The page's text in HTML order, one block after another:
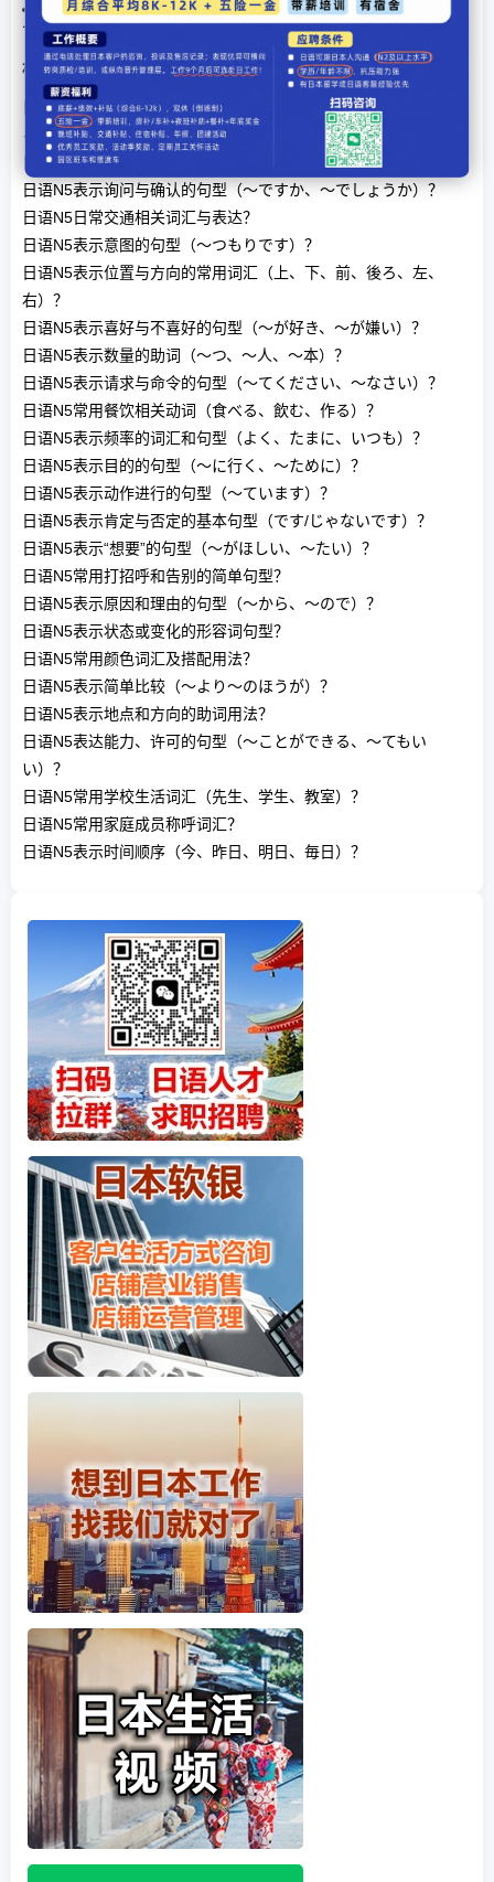
下一篇文章：日语N5表示原因和理由的句型（～から、～の
で）？
相关文章
日语N5表示能力与可能性的句型（～ことができる、～られ
る）？
日语N5表示天气与季节变化的句型？
日语N5表示询问与确认的句型（～ですか、～でしょうか）？
日语N5日常交通相关词汇与表达？
日语N5表示意图的句型（～つもりです）？
日语N5表示位置与方向的常用词汇（上、下、前、後ろ、左、
右）？
日语N5表示喜好与不喜好的句型（～が好き、～が嫌い）？
日语N5表示数量的助词（～つ、～人、～本）？
日语N5表示请求与命令的句型（～てください、～なさい）？
日语N5常用餐饮相关动词（食べる、飲む、作る）？
日语N5表示频率的词汇和句型（よく、たまに、いつも）？
日语N5表示目的的句型（～に行く、～ために）？
日语N5表示动作进行的句型（～ています）？
日语N5表示肯定与否定的基本句型（です/じゃないです）？
日语N5表示“想要”的句型（～がほしい、～たい）？
日语N5常用打招呼和告别的简单句型？
日语N5表示原因和理由的句型（～から、～ので）？
日语N5表示状态或变化的形容词句型？
日语N5常用颜色词汇及搭配用法？
日语N5表示简单比较（～より～のほうが）？
日语N5表示地点和方向的助词用法？
日语N5表达能力、许可的句型（～ことができる、～てもい
い）？
日语N5常用学校生活词汇（先生、学生、教室）？
日语N5常用家庭成员称呼词汇？
日语N5表示时间顺序（今、昨日、明日、毎日）？